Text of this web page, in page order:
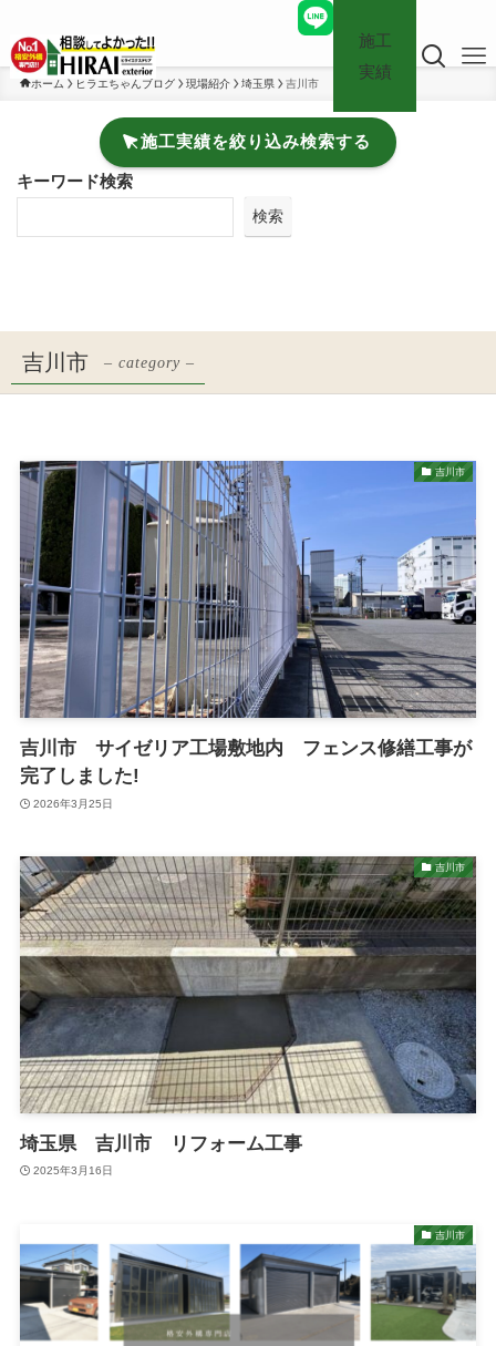
施工
実績
ホーム ヒラエちゃんブログ 現場紹介 埼玉県 吉川市
施工実績を絞り込み検索する
キーワード検索
検索
吉川市 – category –
吉川市
吉川市 サイゼリア工場敷地内 フェンス修繕工事が
完了しました!
2026年3月25日
吉川市
埼玉県 吉川市 リフォーム工事
2025年3月16日
吉川市